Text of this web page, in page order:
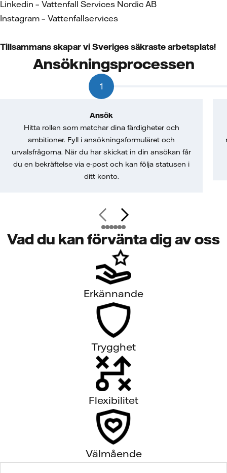
Linkedin – Vattenfall Services Nordic AB
Instagram – Vattenfallservices
Tillsammans skapar vi Sveriges säkraste arbetsplats!
Ansökningsprocessen
1
Ansök
Hitta rollen som matchar dina färdigheter och
ambitioner. Fyll i ansökningsformuläret och
urvalsfrågorna. När du har skickat in din ansökan får
du en bekräftelse via e-post och kan följa statusen i
ditt konto.
Vad du kan förvänta dig av oss
Erkännande
Trygghet
Flexibilitet
Välmående